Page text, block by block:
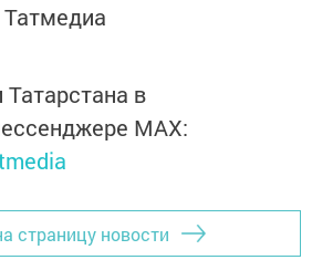
Татмедиа
Татарстана в
MАХ:
страницу новости